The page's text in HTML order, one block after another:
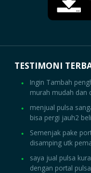
TESTIMONI
Ingin Tambah
murah mudah dan
menjual pulsa
bisa pergi jauh2
Semenjak pake
disamping utk
saya jual pulsa
dengan portal